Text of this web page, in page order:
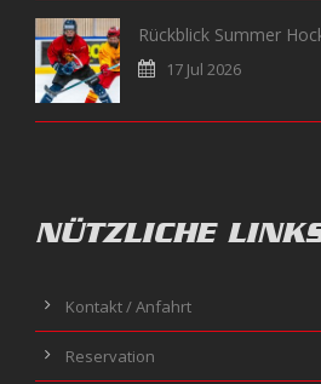
Rückblick Summer
17 Jul 2026
NÜTZLICHE
Kontakt / Anfahrt
Reservation